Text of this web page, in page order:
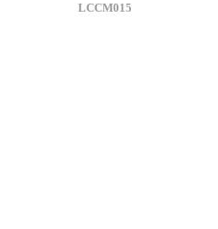
LCCM015